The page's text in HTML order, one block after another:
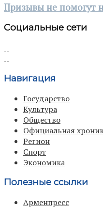
Призывы не помогут
Социальные сети
Навигация
Государство
Культура
Общество
Официальная
Регион
Спорт
Экономика
Полезные ссылки
Арменпресс